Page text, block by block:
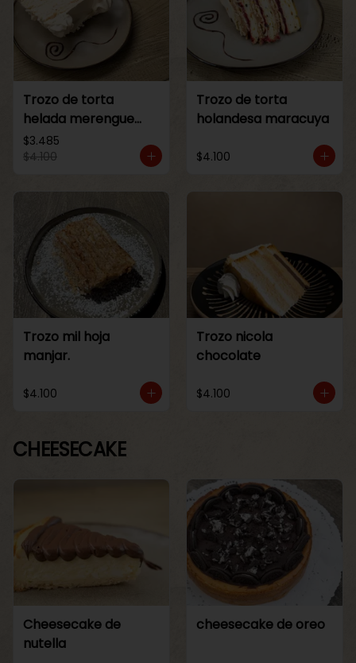
Trozo de torta
helada merengue
lucuma
$3.485
$4.100
Trozo de torta
holandesa maracuya
$4.100
Trozo mil hoja
manjar.
$4.100
Trozo nicola
chocolate
$4.100
CHEESECAKE
Cheesecake de
nutella
cheesecake de oreo